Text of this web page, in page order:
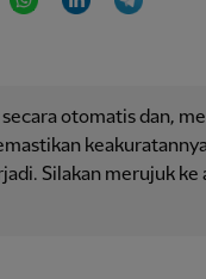
otomatis dan,
Silakan merujuk ke